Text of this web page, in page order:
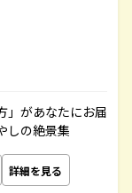
」があなたにお届
しの絶景集
詳細を見る